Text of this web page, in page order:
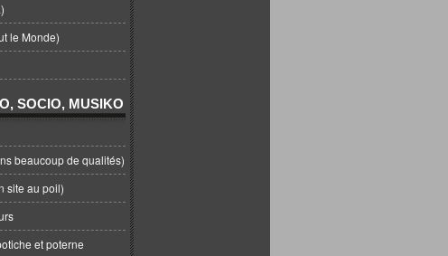
le Monde)
SOCIO, MUSIKO
beaucoup de qualités)
site au poil)
et poterne